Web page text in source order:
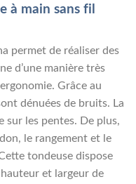
à main sans fil
permet de réaliser des
d’une manière très
Grâce au
dénuées de bruits. La
sur les pentes. De plus,
le rangement et le
tondeuse dispose
et largeur de